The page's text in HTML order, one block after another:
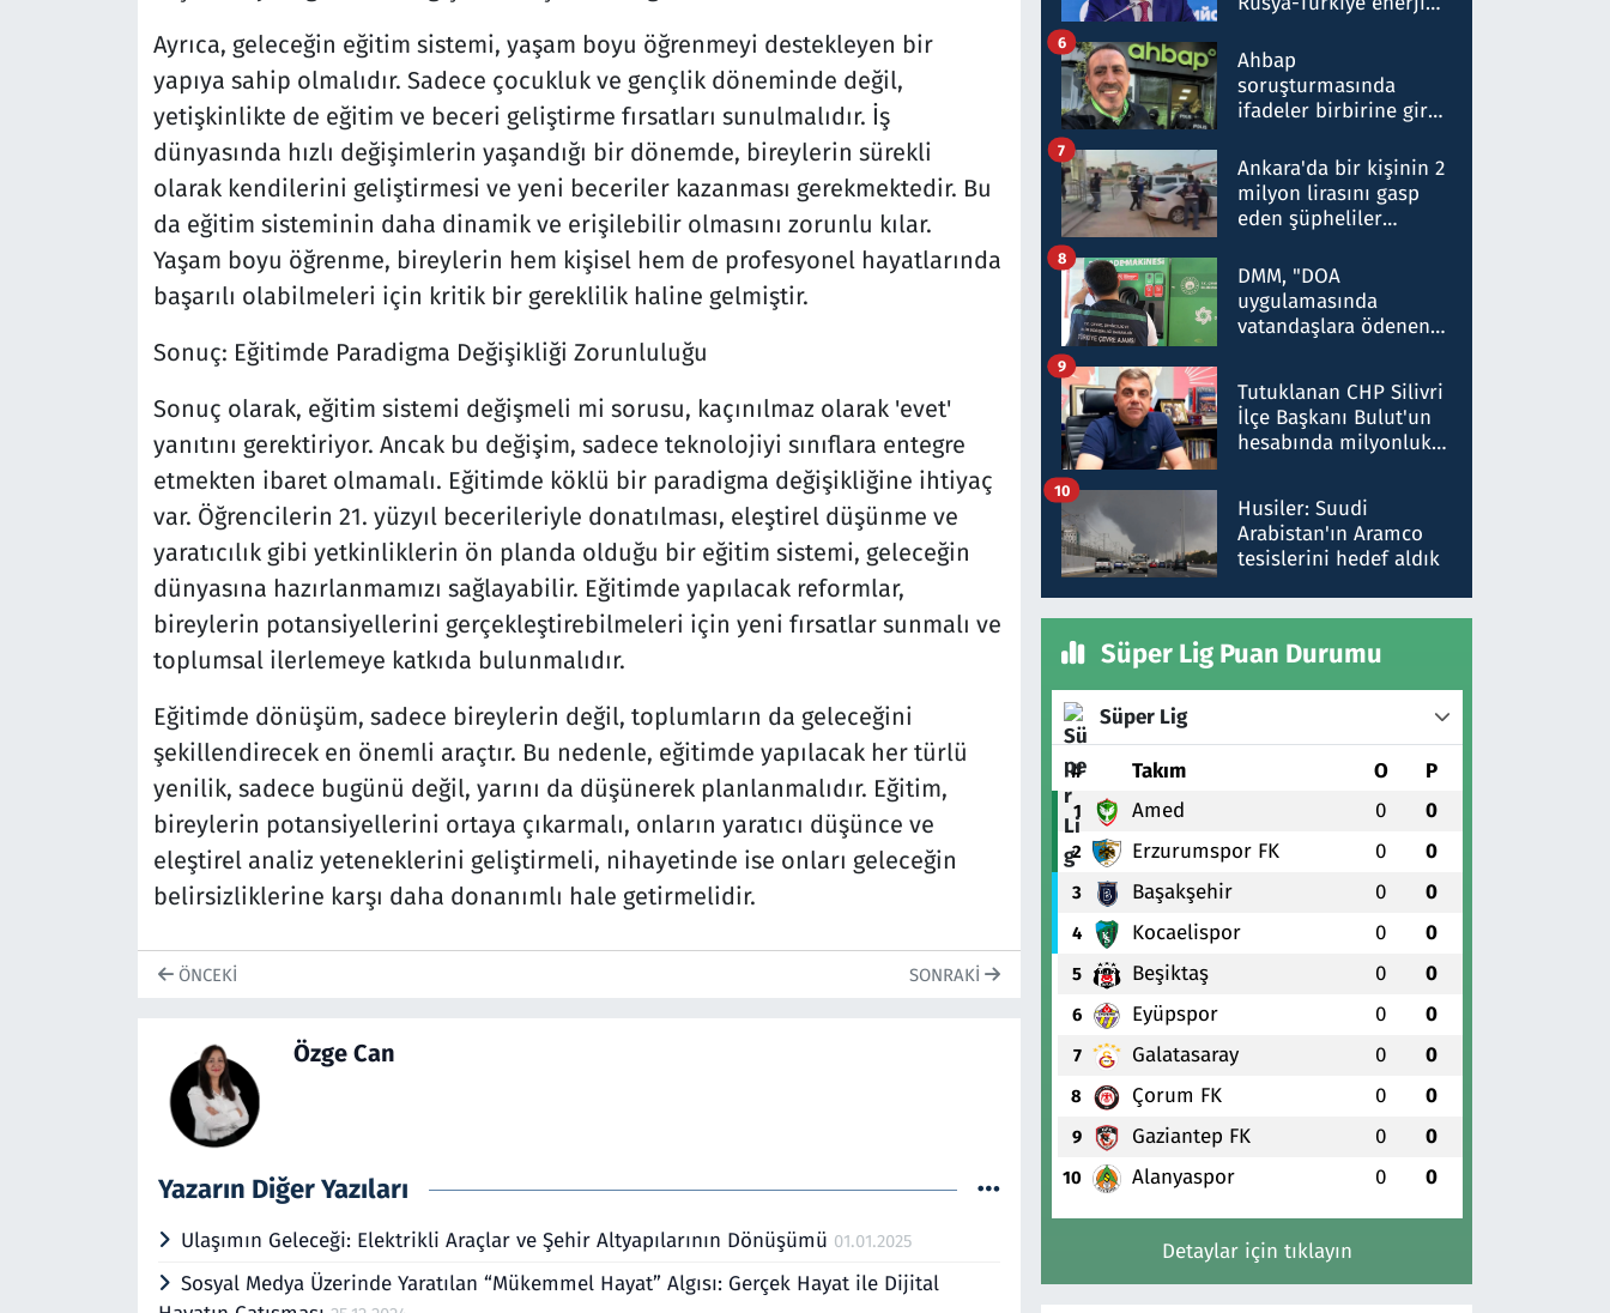
Ayrıca, geleceğin eğitim sistemi, yaşam boyu öğrenmeyi destekleyen bir
yapıya sahip olmalıdır. Sadece çocukluk ve gençlik döneminde değil,
yetişkinlikte de eğitim ve beceri geliştirme fırsatları sunulmalıdır. İş
dünyasında hızlı değişimlerin yaşandığı bir dönemde, bireylerin sürekli
olarak kendilerini geliştirmesi ve yeni beceriler kazanması gerekmektedir. Bu
da eğitim sisteminin daha dinamik ve erişilebilir olmasını zorunlu kılar.
Yaşam boyu öğrenme, bireylerin hem kişisel hem de profesyonel hayatlarında
başarılı olabilmeleri için kritik bir gereklilik haline gelmiştir.
Sonuç: Eğitimde Paradigma Değişikliği Zorunluluğu
Sonuç olarak, eğitim sistemi değişmeli mi sorusu, kaçınılmaz olarak 'evet'
yanıtını gerektiriyor. Ancak bu değişim, sadece teknolojiyi sınıflara entegre
etmekten ibaret olmamalı. Eğitimde köklü bir paradigma değişikliğine ihtiyaç
var. Öğrencilerin 21. yüzyıl becerileriyle donatılması, eleştirel düşünme ve
yaratıcılık gibi yetkinliklerin ön planda olduğu bir eğitim sistemi, geleceğin
dünyasına hazırlanmamızı sağlayabilir. Eğitimde yapılacak reformlar,
bireylerin potansiyellerini gerçekleştirebilmeleri için yeni fırsatlar sunmalı ve
toplumsal ilerlemeye katkıda bulunmalıdır.
Eğitimde dönüşüm, sadece bireylerin değil, toplumların da geleceğini
şekillendirecek en önemli araçtır. Bu nedenle, eğitimde yapılacak her türlü
yenilik, sadece bugünü değil, yarını da düşünerek planlanmalıdır. Eğitim,
bireylerin potansiyellerini ortaya çıkarmalı, onların yaratıcı düşünce ve
eleştirel analiz yeteneklerini geliştirmeli, nihayetinde ise onları geleceğin
belirsizliklerine karşı daha donanımlı hale getirmelidir.
ÖNCEKI SONRAKI
Özge Can
Yazarın Diğer Yazıları
Ulaşımın Geleceği: Elektrikli Araçlar ve Şehir Altyapılarının Dönüşümü 01.01.2025
Sosyal Medya Üzerinde Yaratılan “Mükemmel Hayat” Algısı: Gerçek Hayat ile Dijital
nitelikte olduğunu
belirtti
Ahbap
soruşturmasında
ifadeler birbirine girdi:
ifadelerinden ortaya
çıkan tablo şok etti
6
Ankara'da bir kişinin 2
milyon lirasını gasp
eden şüpheliler
7
DMM, "DOA
uygulamasında
vatandaşlara ödenen
düşürüldüğü" iddiasını
yalanladı
8
Tutuklanan CHP Silivri
İlçe Başkanı Bulut'un
hesabında milyonluk
talimat verdi, ben
gönderdim
9
Husiler: Suudi
Arabistan'ın Aramco
tesislerini hedef aldık
10
Süper Lig Puan Durumu
Süper Lig
# Takım O P
1 Amed 0 0
2 Erzurumspor FK 0 0
3 Başakşehir 0 0
4 Kocaelispor 0 0
5 Beşiktaş 0 0
6 Eyüpspor 0 0
7 Galatasaray 0 0
8 Çorum FK 0 0
9 Gaziantep FK 0 0
10 Alanyaspor 0 0
Detaylar için tıklayın